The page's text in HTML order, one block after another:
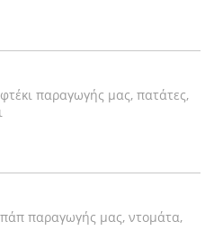
παραγωγής μας, πατάτες,
παραγωγής μας, ντομάτα,